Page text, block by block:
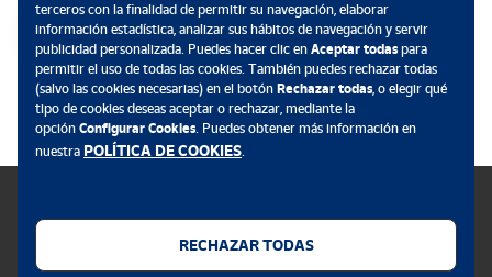
Política de cookies
terceros con la finalidad de permitir su navegación, elaborar
información estadística, analizar sus hábitos de navegación y servir
publicidad personalizada. Puedes hacer clic en Aceptar todaspara
permitir el uso de todas las cookies. También puedes rechazar todas
(salvo las cookies necesarias) en el botón Rechazar todas, o elegir qué
tipo de cookies deseas aceptar o rechazar, mediante la
opción Configurar Cookies. Puedes obtener más información en
nuestra POLÍTICA DE COOKIES.
RECHAZAR TODAS